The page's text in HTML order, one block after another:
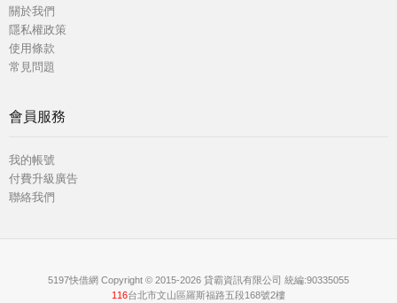
關於我們
隱私權政策
使用條款
常見問題
會員服務
我的帳號
付費升級廣告
聯絡我們
5197快借網 Copyright © 2015-2026 貸霸資訊有限公司 統編:90335055
116台北市文山區羅斯福路五段168號2樓